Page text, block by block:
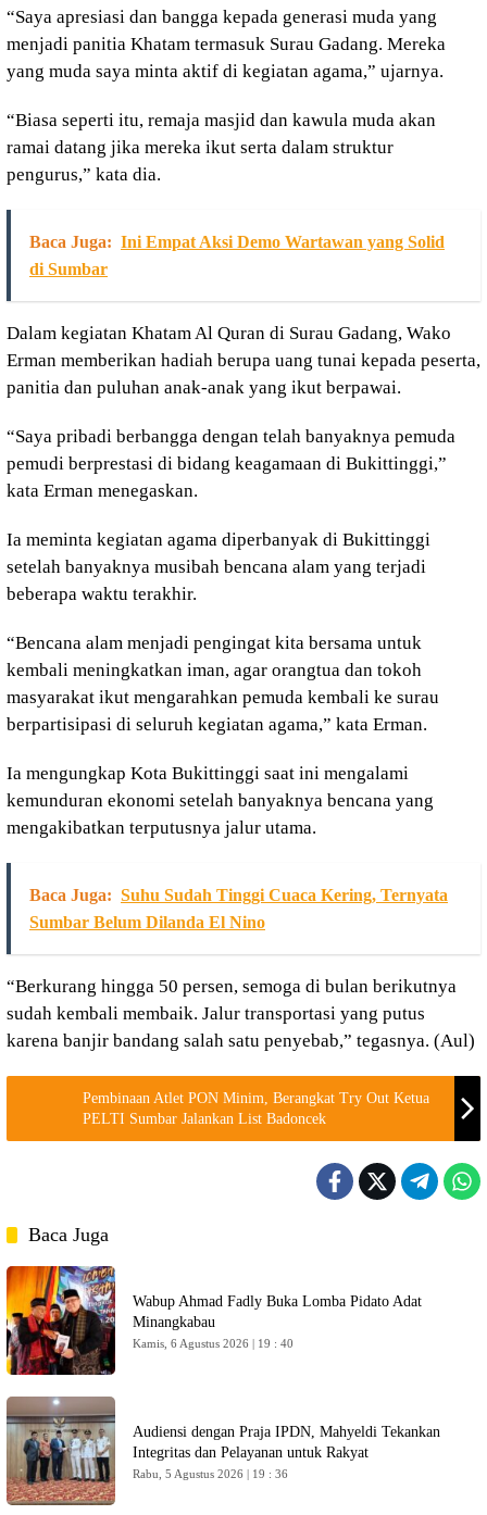
“Saya apresiasi dan bangga kepada generasi muda yang
menjadi panitia Khatam termasuk Surau Gadang. Mereka
yang muda saya minta aktif di kegiatan agama,” ujarnya.
“Biasa seperti itu, remaja masjid dan kawula muda akan
ramai datang jika mereka ikut serta dalam struktur
pengurus,” kata dia.
Baca Juga: Ini Empat Aksi Demo Wartawan yang Solid
di Sumbar
Dalam kegiatan Khatam Al Quran di Surau Gadang, Wako
Erman memberikan hadiah berupa uang tunai kepada peserta,
panitia dan puluhan anak-anak yang ikut berpawai.
“Saya pribadi berbangga dengan telah banyaknya pemuda
pemudi berprestasi di bidang keagamaan di Bukittinggi,”
kata Erman menegaskan.
Ia meminta kegiatan agama diperbanyak di Bukittinggi
setelah banyaknya musibah bencana alam yang terjadi
beberapa waktu terakhir.
“Bencana alam menjadi pengingat kita bersama untuk
kembali meningkatkan iman, agar orangtua dan tokoh
masyarakat ikut mengarahkan pemuda kembali ke surau
berpartisipasi di seluruh kegiatan agama,” kata Erman.
Ia mengungkap Kota Bukittinggi saat ini mengalami
kemunduran ekonomi setelah banyaknya bencana yang
mengakibatkan terputusnya jalur utama.
Baca Juga: Suhu Sudah Tinggi Cuaca Kering, Ternyata
Sumbar Belum Dilanda El Nino
“Berkurang hingga 50 persen, semoga di bulan berikutnya
sudah kembali membaik. Jalur transportasi yang putus
karena banjir bandang salah satu penyebab,” tegasnya. (Aul)
Pembinaan Atlet PON Minim, Berangkat Try Out Ketua
PELTI Sumbar Jalankan List Badoncek
Baca Juga
Wabup Ahmad Fadly Buka Lomba Pidato Adat
Minangkabau
Kamis, 6 Agustus 2026 | 19 : 40
Audiensi dengan Praja IPDN, Mahyeldi Tekankan
Integritas dan Pelayanan untuk Rakyat
Rabu, 5 Agustus 2026 | 19 : 36